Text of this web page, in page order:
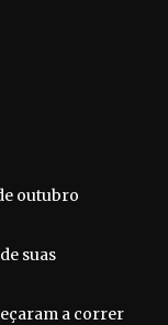
outubro
suas
a correr